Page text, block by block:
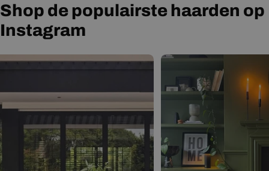
Shop de populairste haarden op
Instagram